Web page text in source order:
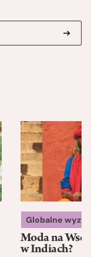
Globalne
Moda na
w Indiach?